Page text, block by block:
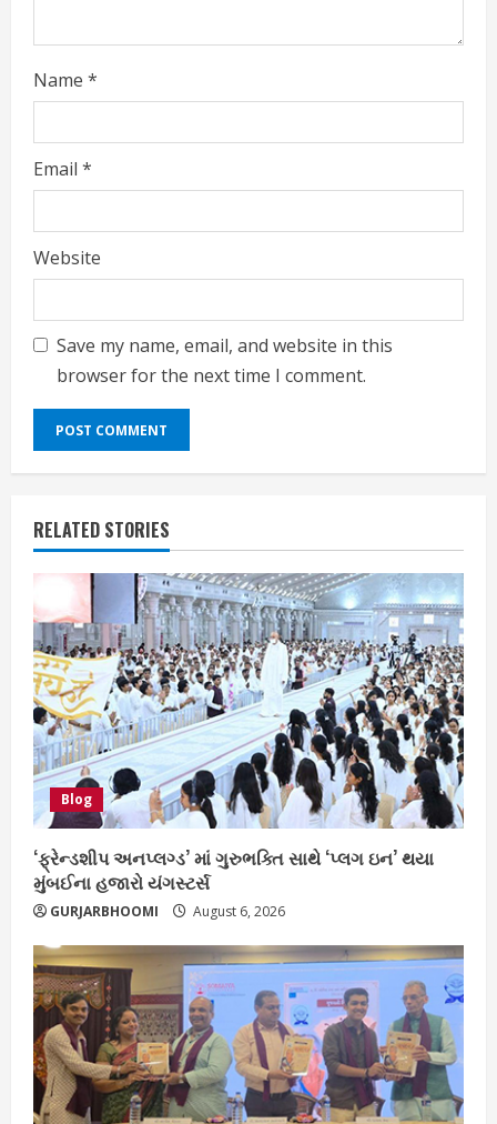
g
Name *
Email *
Website
Save my name, email, and website in this
browser for the next time I comment.
RELATED STORIES
Blog
‘ફ્રેન્ડશીપ અનપ્લગ્ડ’ માં ગુરુભક્તિ સાથે ‘પ્લગ ઇન’ થયા
મુંબઈના હજારો યંગસ્ટર્સ
GURJARBHOOMI August 6, 2026